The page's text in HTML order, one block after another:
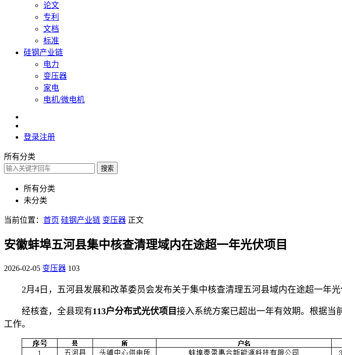
论文
专利
文档
标准
硅钢产业链
电力
变压器
家电
电机/微电机
登录注册
所有分类
搜索
所有分类
未分类
当前位置： 首页 硅钢产业链 变压器 正文
安徽蚌埠五河县集中核查清理域内在途超一年光伏项目
2026-02-05 变压器 103
2月4日，五河县发展和改革委员会发布关于集中核查清理五河县域内在途超一年光
经核查，全县现有113户分布式光伏项目 接入系统方案已超出一年有效期。根据当
工作。